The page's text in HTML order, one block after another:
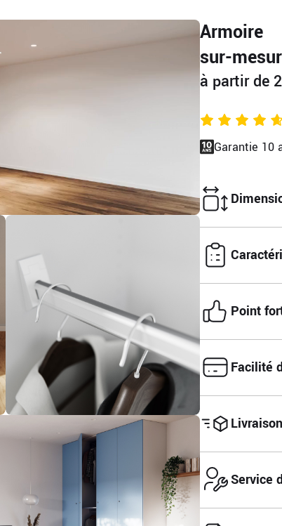
Armoire
sur-
à partir de
Garantie 10
Point
Facilité
Livraison
Service